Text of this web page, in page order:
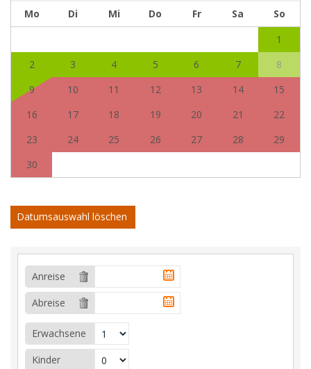
Mo
Di Mi Do Fr Sa
So
1
2
3 4 5 6 7
8
9
10 11 12 13 14
15
16
17 18 19 20 21
22
23
24 25 26 27 28
29
30
Datumsauswahl löschen
Anreise
Abreise
Erwachsene
Kinder